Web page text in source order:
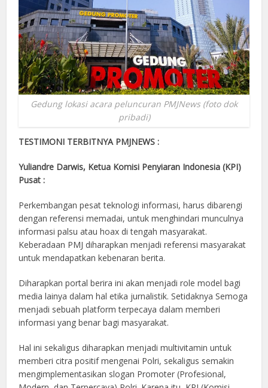
Gedung lokasi acara peluncuran PMJNews (foto dok
pribadi)
TESTIMONI TERBITNYA PMJNEWS :
Yuliandre Darwis, Ketua Komisi Penyiaran Indonesia (KPI)
Pusat :
Perkembangan pesat teknologi informasi, harus dibarengi
dengan referensi memadai, untuk menghindari munculnya
informasi palsu atau hoax di tengah masyarakat.
Keberadaan PMJ diharapkan menjadi referensi masyarakat
untuk mendapatkan kebenaran berita.
Diharapkan portal berira ini akan menjadi role model bagi
media lainya dalam hal etika jurnalistik. Setidaknya Semoga
menjadi sebuah platform terpecaya dalam memberi
informasi yang benar bagi masyarakat.
Hal ini sekaligus diharapkan menjadi multivitamin untuk
memberi citra positif mengenai Polri, sekaligus semakin
mengimplementasikan slogan Promoter (Profesional,